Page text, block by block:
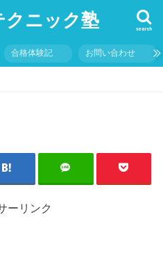
クニック塾 search
合格体験記 お問い合わせ
ーリンク